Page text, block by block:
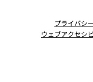
プライバシ
ウェブアクセシ